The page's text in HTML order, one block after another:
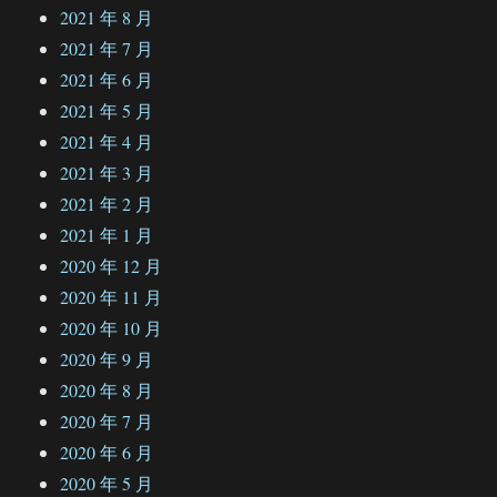
2021 年 8 月
2021 年 7 月
2021 年 6 月
2021 年 5 月
2021 年 4 月
2021 年 3 月
2021 年 2 月
2021 年 1 月
2020 年 12 月
2020 年 11 月
2020 年 10 月
2020 年 9 月
2020 年 8 月
2020 年 7 月
2020 年 6 月
2020 年 5 月